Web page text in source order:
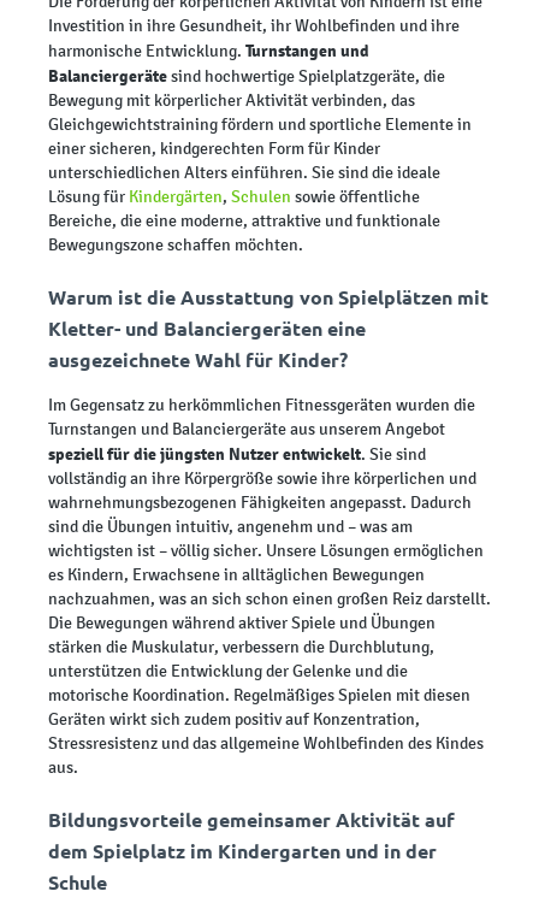
Investition in ihre Gesundheit, ihr Wohlbefinden und ihre
harmonische Entwicklung. Turnstangen und
Balanciergerätesind hochwertige Spielplatzgeräte, die
Bewegung mit körperlicher Aktivität verbinden, das
Gleichgewichtstraining fördern und sportliche Elemente in
einer sicheren, kindgerechten Form für Kinder
unterschiedlichen Alters einführen. Sie sind die ideale
Lösung für Kindergärten, Schulen sowie öffentliche
Bereiche, die eine moderne, attraktive und funktionale
Bewegungszone schaffen möchten.
Warum ist die Ausstattung von Spielplätzen mit
Kletter- und Balanciergeräten eine
ausgezeichnete Wahl für Kinder?
Im Gegensatz zu herkömmlichen Fitnessgeräten wurden die
Turnstangen und Balanciergeräte aus unserem Angebot
speziell für die jüngsten Nutzer entwickelt. Sie sind
vollständig an ihre Körpergröße sowie ihre körperlichen und
wahrnehmungsbezogenen Fähigkeiten angepasst. Dadurch
sind die Übungen intuitiv, angenehm und – was am
wichtigsten ist – völlig sicher. Unsere Lösungen ermöglichen
es Kindern, Erwachsene in alltäglichen Bewegungen
nachzuahmen, was an sich schon einen großen Reiz darstellt.
Die Bewegungen während aktiver Spiele und Übungen
stärken die Muskulatur, verbessern die Durchblutung,
unterstützen die Entwicklung der Gelenke und die
motorische Koordination. Regelmäßiges Spielen mit diesen
Geräten wirkt sich zudem positiv auf Konzentration,
Stressresistenz und das allgemeine Wohlbefinden des Kindes
aus.
Bildungsvorteile gemeinsamer Aktivität auf
dem Spielplatz im Kindergarten und in der
Schule